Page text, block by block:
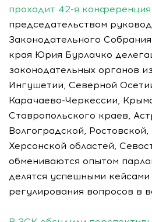
проходит 42-я
председательством
Законодательного
края Юрия Бурлачко
законодательных органов
Ингушетии, Северной
Карачаево-Черкессии,
Ставропольского краев,
Волгоградской,
Херсонской областей,
обмениваются опытом
делятся успешными кейсами
регулирования вопросов в